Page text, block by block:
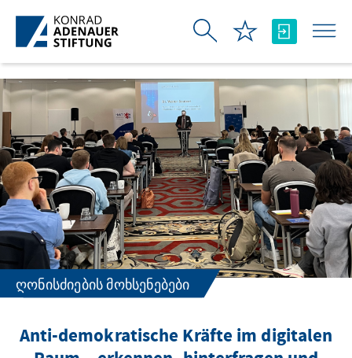
Skip to Main Content
ᲦᲝᲜᲘᲡᲫᲘᲔᲑᲘᲡ ᲛᲝᲮᲡᲔᲜᲔᲑᲔᲑᲘ
Anti-demokratische Kräfte im digitalen